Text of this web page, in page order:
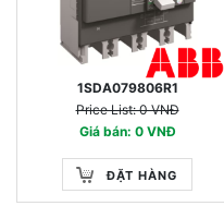
1SDA079806R1
Price List: 0 VNĐ
Giá bán: 0 VNĐ
ĐẶT HÀNG